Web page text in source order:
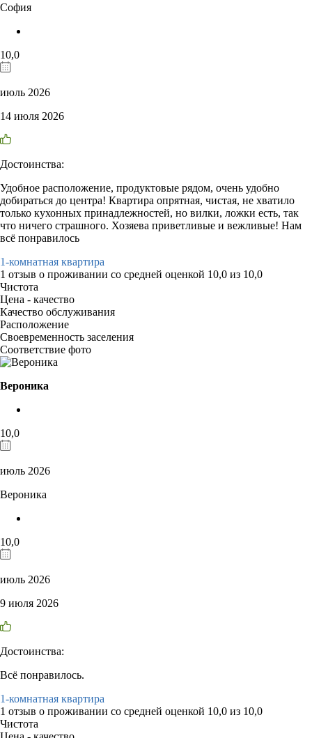
София
10,0
июль 2026
14 июля 2026
Достоинства:
Удобное расположение, продуктовые рядом, очень удобно
добираться до центра! Квартира опрятная, чистая, не хватило
только кухонных принадлежностей, но вилки, ложки есть, так
что ничего страшного. Хозяева приветливые и вежливые! Нам
всё понравилось
1-комнатная квартира
1 отзыв о проживании со средней оценкой 10,0 из 10,0
Чистота
Цена - качество
Качество обслуживания
Расположение
Своевременность заселения
Соответствие фото
Вероника
10,0
июль 2026
Вероника
10,0
июль 2026
9 июля 2026
Достоинства:
Всё понравилось.
1-комнатная квартира
1 отзыв о проживании со средней оценкой 10,0 из 10,0
Чистота